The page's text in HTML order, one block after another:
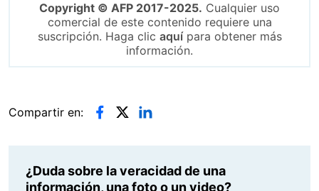
Copyright © AFP 2017-2025. Cualquier uso
comercial de este contenido requiere una
suscripción. Haga clic aquípara obtener más
información.
Compartir en:
¿Duda sobre la veracidad de una
información, una foto o un video?